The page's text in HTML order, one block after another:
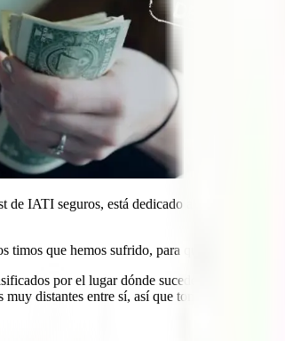
IATI seguros, está dedicado a los timos, a
timos que hemos sufrido, para que en tu
por el lugar dónde suceden (en la
distantes entre sí, así que toma buena nota